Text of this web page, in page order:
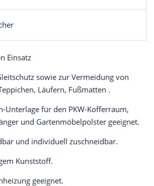
Einsatz
sowie zur Vermeidung von
Läufern, Fußmatten .
Unterlage für den PKW-Kofferraum,
und Gartenmöbelpolster geeignet.
und individuell zuschneidbar.
Kunststoff.
geeignet.